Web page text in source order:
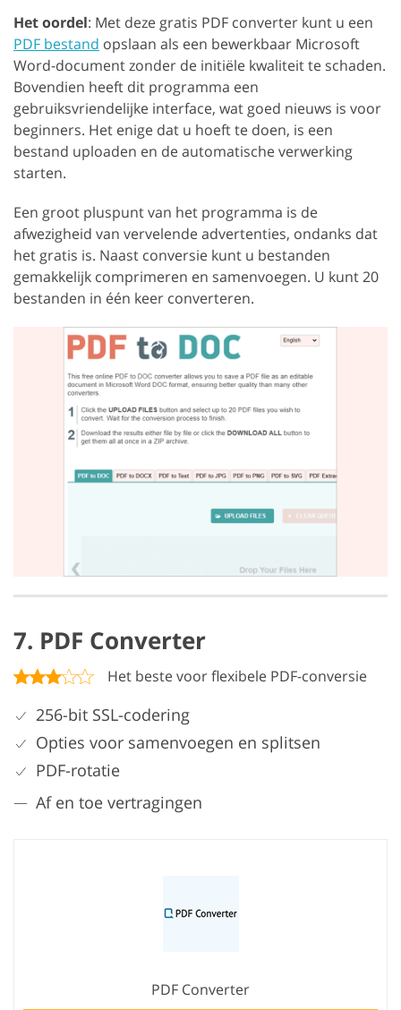
Het oordel: Met deze gratis PDF converter kunt u een
PDF bestand opslaan als een bewerkbaar Microsoft
Word-document zonder de initiële kwaliteit te schaden.
Bovendien heeft dit programma een
gebruiksvriendelijke interface, wat goed nieuws is voor
beginners. Het enige dat u hoeft te doen, is een
bestand uploaden en de automatische verwerking
starten.
Een groot pluspunt van het programma is de
afwezigheid van vervelende advertenties, ondanks dat
het gratis is. Naast conversie kunt u bestanden
gemakkelijk comprimeren en samenvoegen. U kunt 20
bestanden in één keer converteren.
7. PDF Converter
Het beste voor flexibele PDF-conversie
256-bit SSL-codering
Opties voor samenvoegen en splitsen
PDF-rotatie
Af en toe vertragingen
PDF Converter